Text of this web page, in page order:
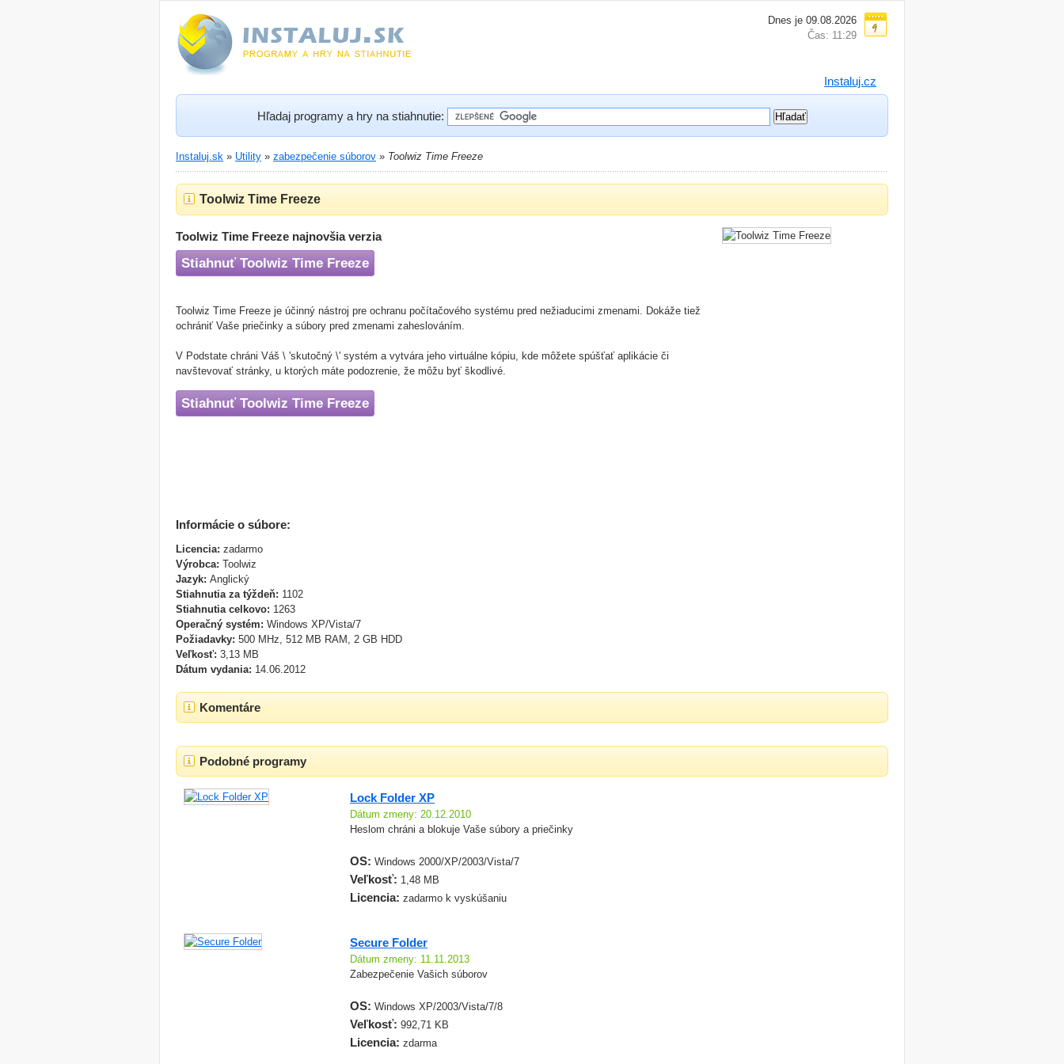
Dnes je 09.08.2026
Čas: 11:29
Instaluj.cz
Hľadaj programy a hry na stiahnutie:
Instaluj.sk » Utility » zabezpečenie súborov » Toolwiz Time Freeze
Toolwiz Time Freeze
Toolwiz Time Freeze najnovšia verzia
Stiahnuť Toolwiz Time Freeze
Toolwiz Time Freeze je účinný nástroj pre ochranu počítačového systému pred nežiaducimi zmenami. Dokáže tiež
ochrániť Vaše priečinky a súbory pred zmenami zaheslováním.
V Podstate chráni Váš \ 'skutočný \' systém a vytvára jeho virtuálne kópiu, kde môžete spúšťať aplikácie či
navštevovať stránky, u ktorých máte podozrenie, že môžu byť škodlivé.
Stiahnuť Toolwiz Time Freeze
Informácie o súbore:
Licencia: zadarmo
Výrobca: Toolwiz
Jazyk: Anglický
Stiahnutia za týždeň: 1102
Stiahnutia celkovo: 1263
Operačný systém: Windows XP/Vista/7
Požiadavky: 500 MHz, 512 MB RAM, 2 GB HDD
Veľkosť: 3,13 MB
Dátum vydania: 14.06.2012
Komentáre
Podobné programy
Lock Folder XP
Dátum zmeny: 20.12.2010
Heslom chráni a blokuje Vaše súbory a priečinky
OS: Windows 2000/XP/2003/Vista/7
Veľkosť: 1,48 MB
Licencia: zadarmo k vyskúšaniu
Secure Folder
Dátum zmeny: 11.11.2013
Zabezpečenie Vašich súborov
OS: Windows XP/2003/Vista/7/8
Veľkosť: 992,71 KB
Licencia: zdarma